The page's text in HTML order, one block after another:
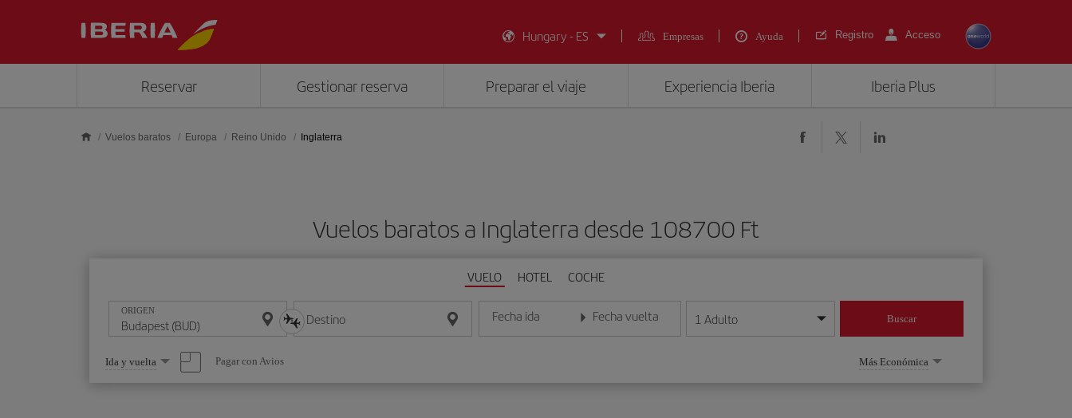
Hungary - ES
Empresas Ayuda Registro Acceso
Reservar Gestionar reserva Preparar el viaje Experiencia Iberia Iberia Plus
Vuelos baratos Europa Reino Unido Inglaterra
Vuelos baratos a Inglaterra desde 108700 Ft
VUELO HOTEL COCHE
ORIGEN Destino Fecha ida
Introduce la fecha en formato día/mes/año
Fecha vuelta
Introduce la fecha en formato día/mes/año
1 Adulto Buscar
Seleccione
una
opción
Ida y vuelta Pagar con Avios Más Económica